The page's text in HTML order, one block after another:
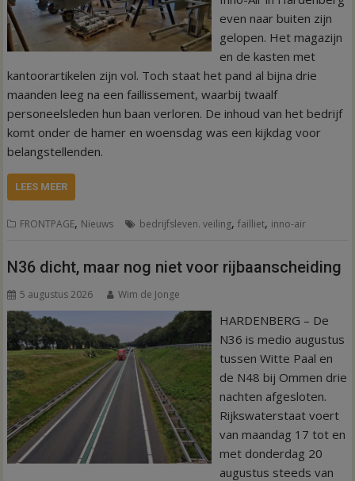
even naar buiten zijn
gelopen. Het magazijn
en de kasten met
kantoorartikelen zijn vol. Toch staat het pand al bijna drie
maanden leeg na een faillissement, waarbij twaalf
personeelsleden hun baan verloren. De inhoud van het bedrijf
komt onder de hamer en woensdag was een kijkdag voor
belangstellenden.
LEES MEER
FRONTPAGE, Nieuws bedrijfsleven. veiling,failliet, inno-air
N36 dicht, maar nog niet voor rijbaanscheiding
5 augustus 2026 Wim de Jonge
HARDENBERG – De
N36 is medio augustus
tussen Witte Paal en
de N48 bij Ommen drie
nachten afgesloten.
Rijkswaterstaat voert
van maandag 17 tot en
met donderdag 20
augustus steeds van